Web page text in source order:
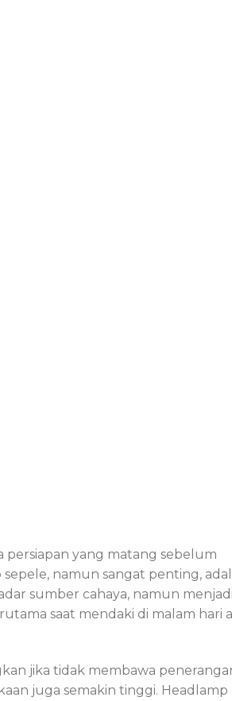
yang matang sebelum
namun sangat penting,
sumber cahaya, namun menjadi
saat mendaki di malam hari
jika tidak membawa
juga semakin tinggi. Headlamp